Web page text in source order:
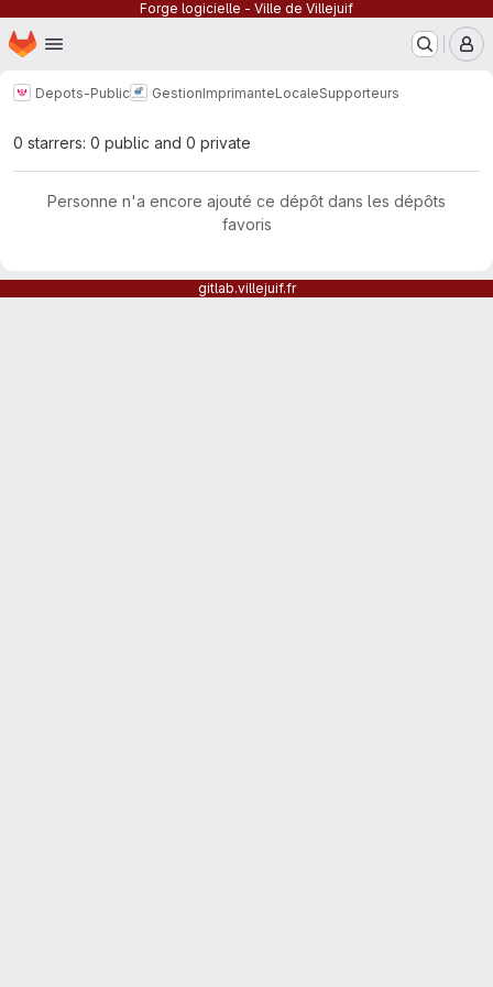
Forge logicielle - Ville de Villejuif
Passer au contenu principal
Page d'accueil
Depots-Public GestionImprimanteLocaleSupporteurs
0 starrers: 0 public and 0 private
Personne n'a encore ajouté ce dépôt dans les dépôts
favoris
gitlab.villejuif.fr